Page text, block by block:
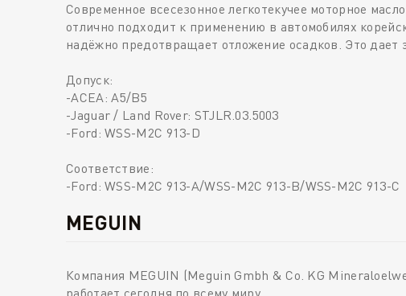
Современное всесезонное легкотекучее моторное
отлично подходит к применению в автомобилях
надёжно предотвращает отложение осадков. Это
Допуск:
-ACEA: A5/B5
-Jaguar / Land Rover: STJLR.03.5003
-Ford: WSS-M2C 913-D
Соответствие:
-Ford: WSS-M2C 913-A/WSS-M2C 913-B/WSS-M2C 913-C
MEGUIN
Компания MEGUIN (Meguin Gmbh & Co. KG